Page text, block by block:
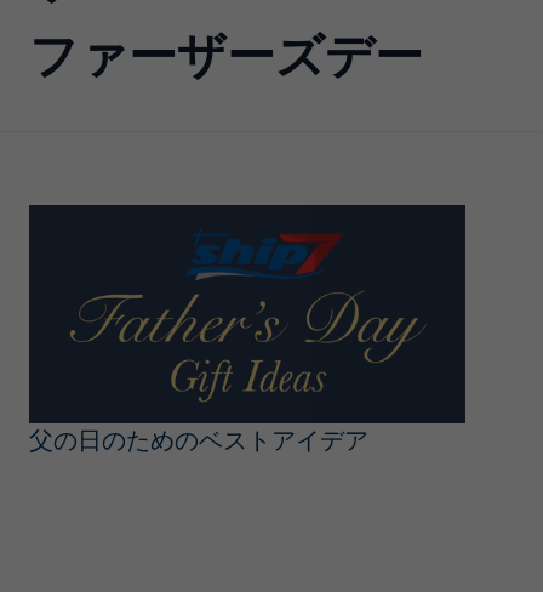
ファーザーズデー
父の日のためのベストアイデア